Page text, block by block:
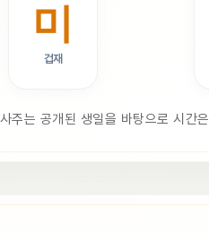
미
겁재
주는 공개된 생일을 바탕으로 시간